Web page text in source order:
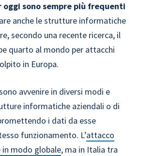
sono sempre più frequenti
anche le strutture informatiche
secondo una recente ricerca, il
quarto al mondo per attacchi
in Europa.
avvenire in diversi modi e
informatiche aziendali o di
i dati da esse
funzionamento. L’attacco
in modo globale, ma in Italia tra